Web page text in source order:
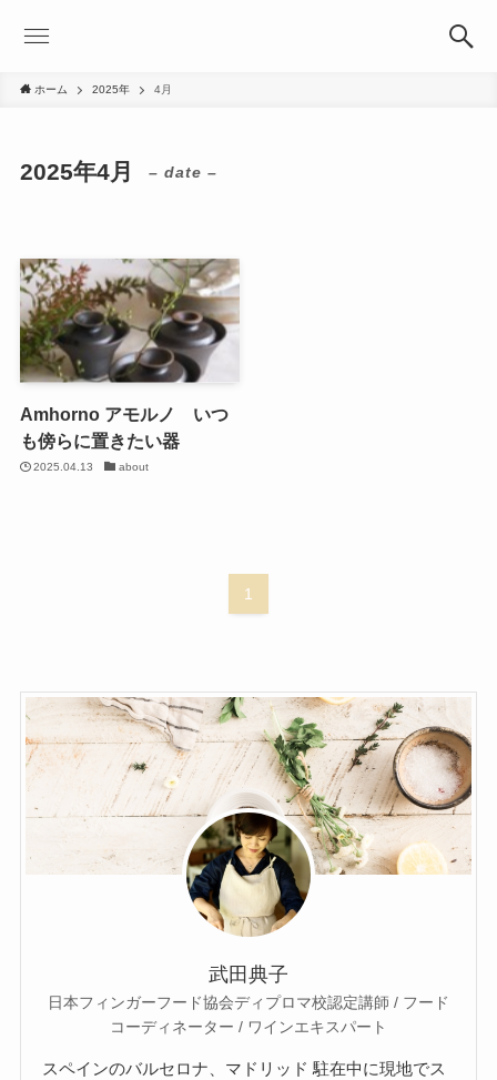
ホーム 2025年 4月
2025年4月 – date –
Amhorno アモルノ いつ
も傍らに置きたい器
2025.04.13 about
1
武田典子
日本フィンガーフード協会ディプロマ校認定講師 / フード
コーディネーター / ワインエキスパート
スペインのバルセロナ、マドリッド 駐在中に現地でス